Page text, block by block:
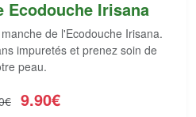
Ecodouche Irisana
de l'Ecodouche Irisana.
impuretés et prenez soin de
peau.
9.90€